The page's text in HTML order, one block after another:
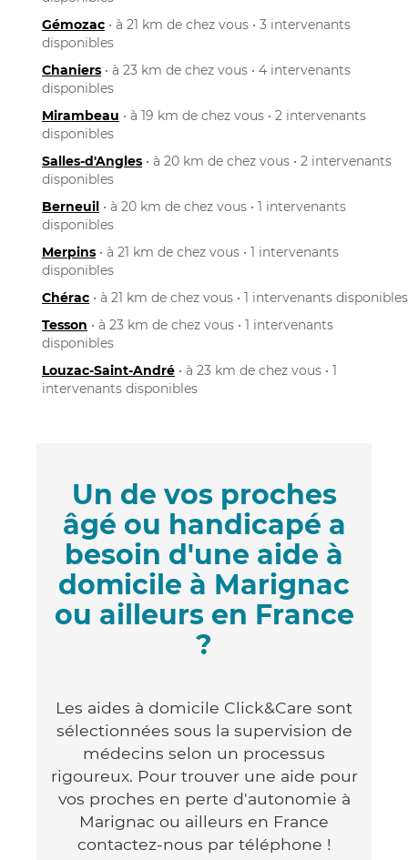
Gémozac • à 21 km de chez vous • 3 intervenants
disponibles
Chaniers • à 23 km de chez vous • 4 intervenants
disponibles
Mirambeau • à 19 km de chez vous • 2 intervenants
disponibles
Salles-d'Angles • à 20 km de chez vous • 2 intervenants
disponibles
Berneuil • à 20 km de chez vous • 1 intervenants
disponibles
Merpins • à 21 km de chez vous • 1 intervenants
disponibles
Chérac • à 21 km de chez vous • 1 intervenants disponibles
Tesson • à 23 km de chez vous • 1 intervenants
disponibles
Louzac-Saint-André • à 23 km de chez vous • 1
intervenants disponibles
Un de vos proches
âgé ou handicapé a
besoin d'une aide à
domicile à Marignac
ou ailleurs en France
?
Les aides à domicile Click&Care sont
sélectionnées sous la supervision de
médecins selon un processus
rigoureux. Pour trouver une aide pour
vos proches en perte d'autonomie à
Marignac ou ailleurs en France
contactez-nous par téléphone !